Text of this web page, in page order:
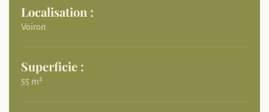
Localisation :
Voiron
Superficie :
55 m²